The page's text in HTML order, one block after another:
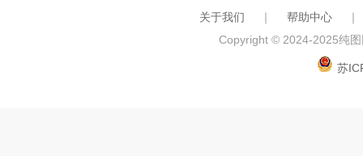
关于我们 ｜ 帮助中心
｜
Copyright © 2024-2025纯
苏